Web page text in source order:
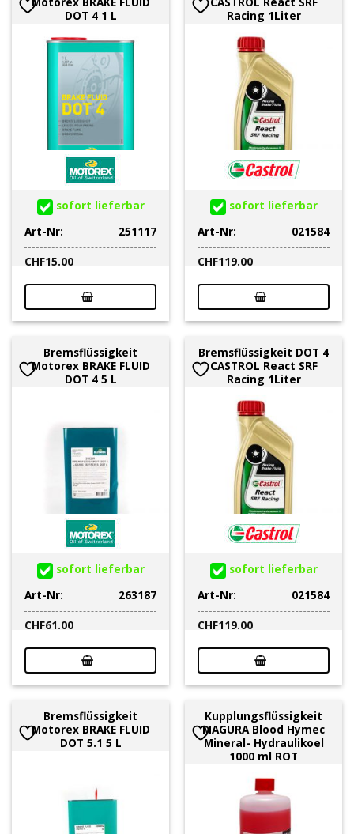
DOT 4 1 L
sofort lieferbar
Art-Nr:
251117
CHF15.00
Racing 1Liter
sofort lieferbar
Art-Nr:
021584
CHF119.00
Bremsflüssigkeit
Motorex BRAKE FLUID
DOT 4 5 L
sofort lieferbar
Art-Nr:
263187
CHF61.00
Bremsflüssigkeit DOT 4
CASTROL React SRF
Racing 1Liter
sofort lieferbar
Art-Nr:
021584
CHF119.00
Bremsflüssigkeit
Motorex BRAKE FLUID
DOT 5.1 5 L
Kupplungsflüssigkeit
MAGURA Blood Hymec
Mineral- Hydraulikoel
1000 ml ROT